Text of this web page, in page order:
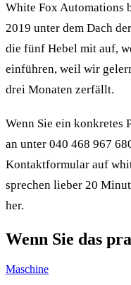
White Fox Automations
2019 unter dem Dach
die fünf Hebel mit auf,
einführen, weil wir
drei Monaten zerfällt.
Wenn Sie ein konkretes
an unter 040 468 967
Kontakt­formular auf
sprechen lieber 20
her.
Wenn Sie das
Maschine